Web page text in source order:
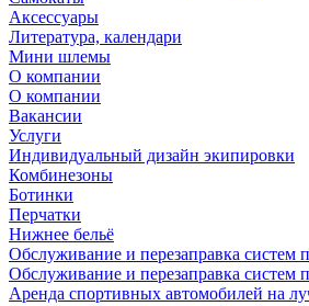
Аксессуары
Литература, календари
Мини шлемы
О компании
О компании
Вакансии
Услуги
Индивидуальный дизайн экипировки
Комбинезоны
Ботинки
Перчатки
Нижнее бельё
Обслуживание и перезаправка систем
Обслуживание и перезаправка систем
Аренда спортивных автомобилей на